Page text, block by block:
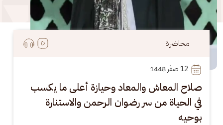
محاضرة
12 صفَر 1448
صلاح المعاش والمعاد وحيازة أعلى ما يكسب
في الحياة من سر رضوان الرحمن والاستنارة
بوحيه